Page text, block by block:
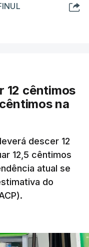
12 cêntimos
na
descer 12
12,5 cêntimos
atual se
do